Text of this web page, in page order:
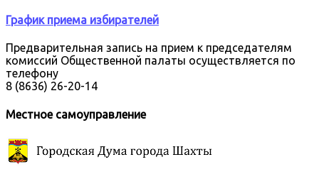
График приема избирателей
Предварительная запись на прием к председателям
комиссий Общественной палаты осуществляется по
телефону
8 (8636) 26-20-14
Местное самоуправление